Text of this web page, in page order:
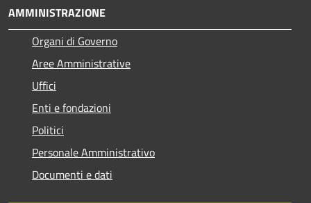
AMMINISTRAZIONE
Organi di Governo
Aree Amministrative
Uffici
Enti e fondazioni
Politici
Personale Amministrativo
Documenti e dati